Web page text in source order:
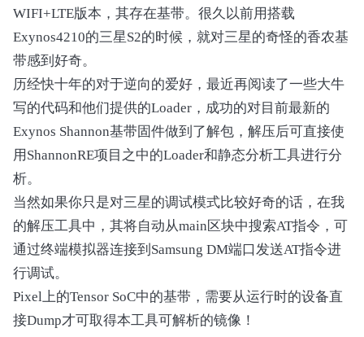
fprintf(stderr, "Failed to load
    }
    uint8_t *gray = (uint8_t*) malloc(w*h*4);
fprintf(stderr, "Failed to allocate
        stbi_image_free(pixels);
        return 1;
    uint8_t *dilated = gray + w*h;
    uint8_t *diff = dilated + w*h;
    uint8_t *contour = diff + w*h;
    printf("Processing %s...\n", name);
    imgProcessGray(pixels, w, h, w, gray, w);
    imgProcessDilate(gray, w, h, 5, dilated);
imgProcessAbsdiff(gray, dilated, w, h,
WIFI+LTE版本，其存在基带。很久以前用搭载
Exynos4210的三星S2的时候，就对三星的奇怪的香农基
带感到好奇。
历经快十年的对于逆向的爱好，最近再阅读了一些大牛
写的代码和他们提供的Loader，成功的对目前最新的
Exynos Shannon基带固件做到了解包，解压后可直接使
用ShannonRE项目之中的Loader和静态分析工具进行分
析。
当然如果你只是对三星的调试模式比较好奇的话，在我
的解压工具中，其将自动从main区块中搜索AT指令，可
通过终端模拟器连接到Samsung DM端口发送AT指令进
行调试。
Pixel上的Tensor SoC中的基带，需要从运行时的设备直
接Dump才可取得本工具可解析的镜像！